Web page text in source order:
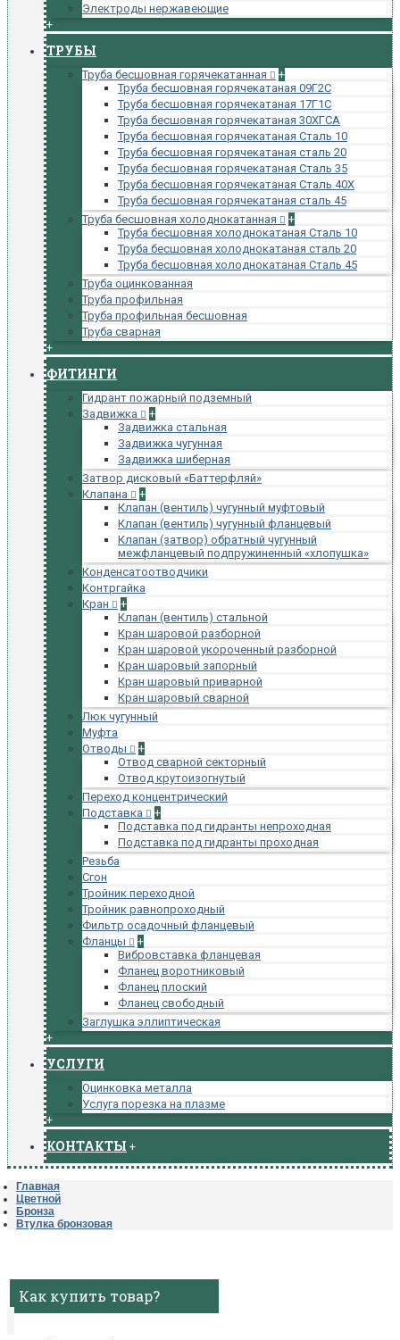
Электроды нержавеющие
+
ТРУБЫ
Труба бесшовная горячекатанная
+
Труба бесшовная горячекатаная 09Г2С
Труба бесшовная горячекатаная 17Г1С
Труба бесшовная горячекатаная 30ХГСА
Труба бесшовная горячекатаная Сталь 10
Труба бесшовная горячекатаная сталь 20
Труба бесшовная горячекатаная Сталь 35
Труба бесшовная горячекатаная Сталь 40Х
Труба бесшовная горячекатаная сталь 45
Труба бесшовная холоднокатанная
+
Труба бесшовная холоднокатаная Сталь 10
Труба бесшовная холоднокатаная сталь 20
Труба бесшовная холоднокатаная Сталь 45
Труба оцинкованная
Труба профильная
Труба профильная бесшовная
Труба сварная
+
ФИТИНГИ
Гидрант пожарный подземный
Задвижка
+
Задвижка стальная
Задвижка чугунная
Задвижка шиберная
Затвор дисковый «Баттерфляй»
Клапана
+
Клапан (вентиль) чугунный муфтовый
Клапан (вентиль) чугунный фланцевый
Клапан (затвор) обратный чугунный
межфланцевый подпружиненный «хлопушка»
Конденсатоотводчики
Контргайка
Кран
+
Клапан (вентиль) стальной
Кран шаровой разборной
Кран шаровой укороченный разборной
Кран шаровый запорный
Кран шаровый приварной
Кран шаровый сварной
Люк чугунный
Муфта
Отводы
+
Отвод сварной секторный
Отвод крутоизогнутый
Переход концентрический
Подставка
+
Подставка под гидранты непроходная
Подставка под гидранты проходная
Резьба
Сгон
Тройник переходной
Тройник равнопроходный
Фильтр осадочный фланцевый
Фланцы
+
Вибровставка фланцевая
Фланец воротниковый
Фланец плоский
Фланец свободный
Заглушка эллиптическая
+
УСЛУГИ
Оцинковка металла
Услуга порезка на плазме
+
КОНТАКТЫ +
Главная
Цветной
Бронза
Втулка бронзовая
Как купить товар?